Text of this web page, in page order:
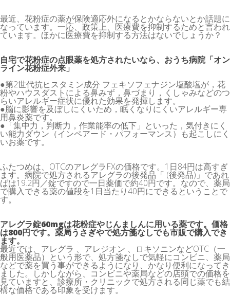
最近、花粉症の薬が保険適応外になるとかならないとか話題に
なっています。一応、政策上、医療費を抑制するためと言われ
ています。ほかに医療費を抑制する方法はないでしょうか？
自宅で花粉症の点眼薬を処方されたいなら、おうち病院「オン
ライン花粉症外来」
●第2世代抗ヒスタミン成分 フェキソフェナジン塩酸塩が，花
粉やハウスダストによる鼻みず，鼻づまり，くしゃみなどのつ
らいアレルギー症状に優れた効果を発揮します。
●脳に影響を及ぼしにくいため，眠くなりにくいアレルギー専
用鼻炎薬です。
●「集中力，判断力，作業能率の低下」といった，気付きにく
い能力ダウン（インペアード・パフォーマンス）も起こしにく
いお薬です。
ふたつめは、OTCのアレグラFXの価格です。1日84円は高すぎ
ます。病院で処方されるアレグラの後発品「 (後発品)」であれ
ばは19.2円／錠ですので一日薬価で約40円です。なので、薬局
で購入できる薬の値段を1日当たり40円にできるということで
す。
アレグラ錠60mgは花粉症やじんましんに用いる薬です。価格
は800円です。薬局うさぎやで処方箋なしでも市販で購入でき
ます。
最近では、アレグラ 、アレジオン 、ロキソニンなどOTC（一
般用医薬品）という形で、処方箋なしで気軽にコンビニ、薬局
などで薬を買う事ができるようになり、かなり便利になってき
ました。しかしながら、コンビニや薬局などの店頭での価格を
見ていますと、診療所・クリニックで処方される同じ薬でも結
構な価格である印象を受けます。